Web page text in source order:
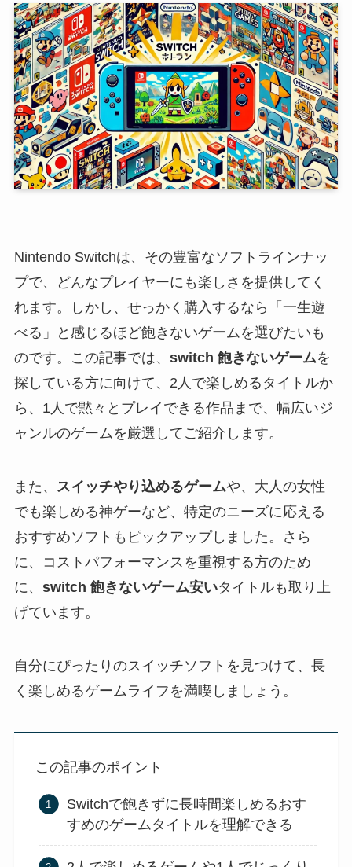
Nintendo Switchは、その豊富なソフトラインナッ
プで、どんなプレイヤーにも楽しさを提供してく
れます。しかし、せっかく購入するなら「一生遊
べる」と感じるほど飽きないゲームを選びたいも
のです。この記事では、 switch 飽きないゲームを
探している方に向けて、2人で楽しめるタイトルか
ら、1人で黙々とプレイできる作品まで、幅広いジ
ャンルのゲームを厳選してご紹介します。
また、 スイッチやり込めるゲームや、大人の女性
でも楽しめる神ゲーなど、特定のニーズに応える
おすすめソフトもピックアップしました。さら
に、コストパフォーマンスを重視する方のため
に、 switch 飽きないゲーム安いタイトルも取り上
げています。
自分にぴったりのスイッチソフトを見つけて、長
く楽しめるゲームライフを満喫しましょう。
この記事のポイント
Switchで飽きずに長時間楽しめるおす
すめのゲームタイトルを理解できる